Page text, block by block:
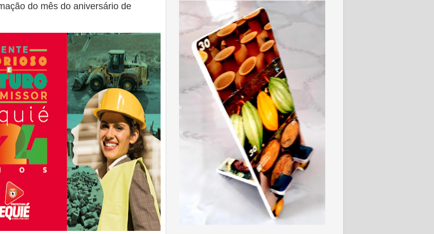
do mês do aniversário de